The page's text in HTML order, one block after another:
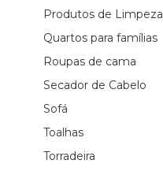
Produtos de Limpeza
Quartos para famílias
Roupas de cama
Secador de Cabelo
Sofá
Toalhas
Torradeira